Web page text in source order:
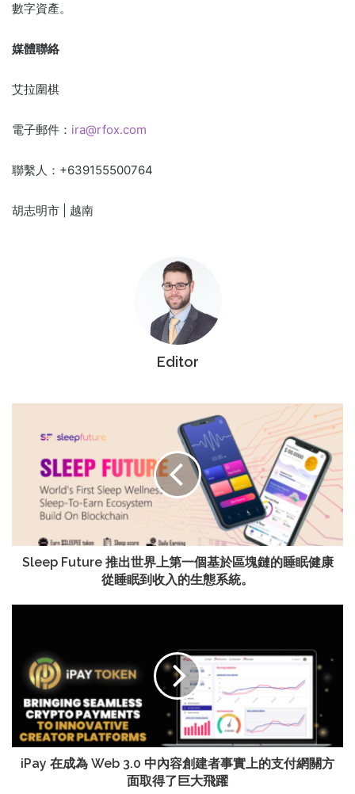
數字資產。
媒體聯絡
艾拉圍棋
電子郵件： ira@rfox.com
聯繫人：+639155500764
胡志明市 | 越南
Editor
Sleep Future 推出世界上第一個基於區塊鏈的睡眠健康
從睡眠到收入的生態系統。
iPay 在成為 Web 3.0 中內容創建者事實上的支付網關方
面取得了巨大飛躍